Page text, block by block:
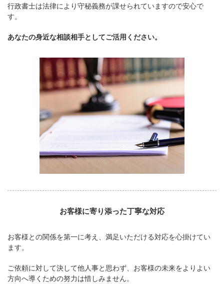
行政書士は法律により守秘義務が課せられていますので安心で
す。
あなたの身近な相談相手としてご活用ください。
お客様に寄り添った丁寧な対応
お客様との関係を第一に考え、満足いただける対応を心掛けてい
ます。
ご依頼に対して決して他人事と思わず、お客様の未来をよりよい
方向へ導くための努力は惜しみません。